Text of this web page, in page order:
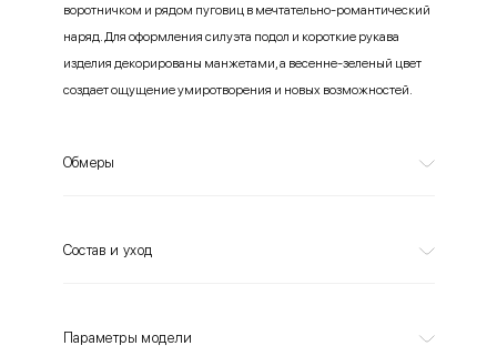
воротничком и рядом пуговиц в мечтательно-романтический
наряд. Для оформления силуэта подол и короткие рукава
изделия декорированы манжетами, а весенне-зеленый цвет
создает ощущение умиротворения и новых возможностей.
Обмеры
Состав и уход
Параметры модели